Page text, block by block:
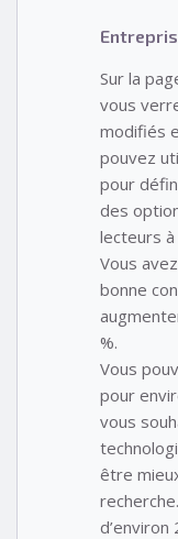
Sur la
vous
modifiés
pouvez
pour
des
lecteurs à
Vous
bonne
%.
Vous
pour
vous
être
d’environ